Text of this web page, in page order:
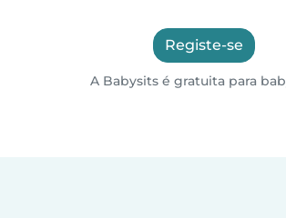
Registe-se
A Babysits é gratuita para